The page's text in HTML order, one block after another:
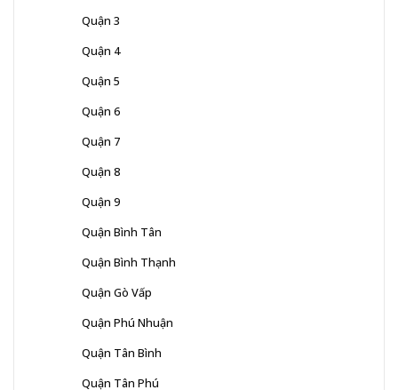
Quận 3
Quận 4
Quận 5
Quận 6
Quận 7
Quận 8
Quận 9
Quận Bình Tân
Quận Bình Thạnh
Quận Gò Vấp
Quận Phú Nhuận
Quận Tân Bình
Quận Tân Phú